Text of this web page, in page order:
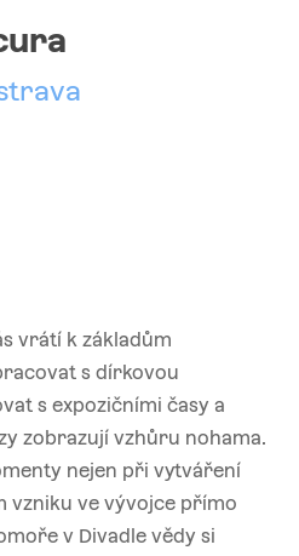
vrátí k základům
s dírkovou
s expozičními časy a
zobrazují vzhůru nohama.
nejen při vytváření
vzniku ve vývojce přímo
v Divadle vědy si